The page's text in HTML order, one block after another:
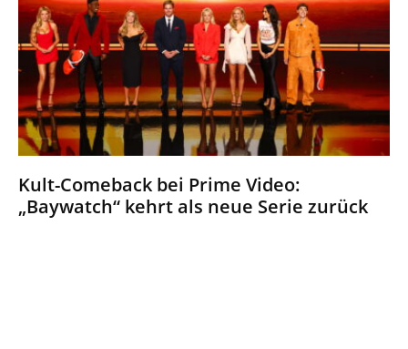
Kult-Comeback bei Prime Video:
„Baywatch“ kehrt als neue Serie zurück